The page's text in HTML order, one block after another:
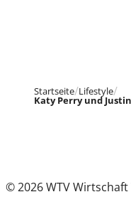
Startseite Lifestyle
Katy Perry und
© 2026 WTV